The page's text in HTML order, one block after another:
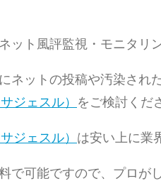
ット風評監視・モニタリ
ネットの投稿や汚染され
ジェスル） をご検討くだ
ジェスル） は安い上に業
で可能ですので、プロが